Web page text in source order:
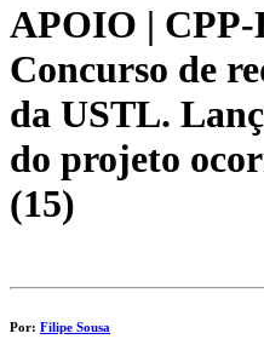
APOIO |
Concurso de
da USTL.
do projeto
(15)
Por: Filipe Sousa